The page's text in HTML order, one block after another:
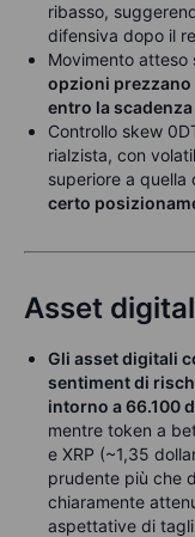
ribasso,
difensiva dopo il
Movimento atteso
opzioni prezzano
entro la
Controllo skew
rialzista, con
superiore a quella
certo
Asset
Gli asset digitali
sentiment di
intorno a 66.100
mentre token a
e XRP (~1,35
prudente più che
chiaramente
aspettative di